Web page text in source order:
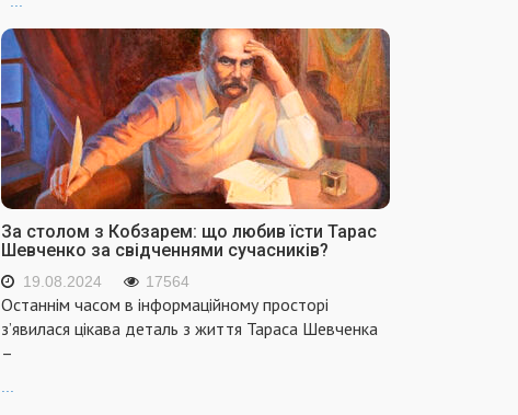
За столом з Кобзарем: що любив їсти Тарас
Шевченко за свідченнями сучасників?
19.08.2024 17564
Останнім часом в інформаційному просторі
з’явилася цікава деталь з життя Тараса Шевченка
–
...